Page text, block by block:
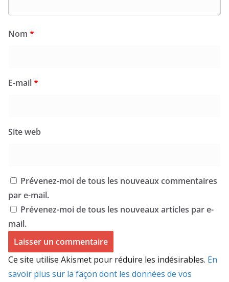
Nom *
E-mail*
Site web
Prévenez-moi de tous les nouveaux commentaires
par e-mail.
Prévenez-moi de tous les nouveaux articles par e-
mail.
Ce site utilise Akismet pour réduire les indésirables. En
savoir plus sur la façon dont les données de vos